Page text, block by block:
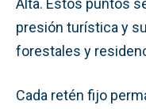
Alta. Estos puntos
presión turística y
forestales y
Cada retén fijo